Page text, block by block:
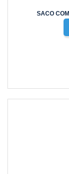
SACO